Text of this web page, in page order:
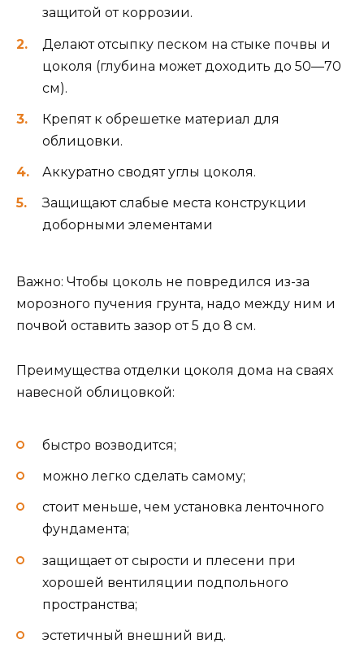
защитой от коррозии.
Делают отсыпку песком на стыке почвы и
цоколя (глубина может доходить до 50―70
см).
Крепят к обрешетке материал для
облицовки.
Аккуратно сводят углы цоколя.
Защищают слабые места конструкции
доборными элементами
Важно: Чтобы цоколь не повредился из-за
морозного пучения грунта, надо между ним и
почвой оставить зазор от 5 до 8 см.
Преимущества отделки цоколя дома на сваях
навесной облицовкой:
быстро возводится;
можно легко сделать самому;
стоит меньше, чем установка ленточного
фундамента;
защищает от сырости и плесени при
хорошей вентиляции подпольного
пространства;
эстетичный внешний вид.